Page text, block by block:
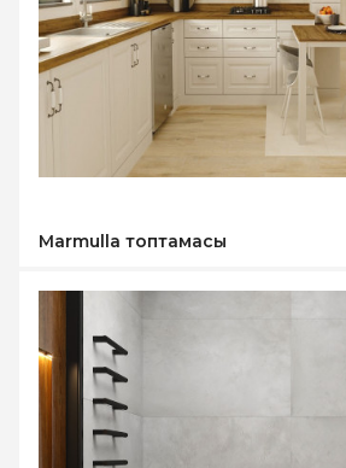
Marmulla топтамасы